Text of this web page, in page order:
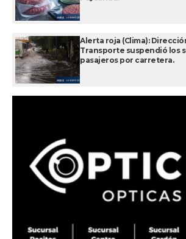
Alerta roja (Clima):
Transporte suspendió los
pasajeros por carretera.